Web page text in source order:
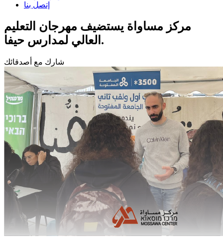
إتصل بنا
مركز مساواة يستضيف مهرجان التعليم
العالي لمدارس حيفا.
شارك مع أصدقائك